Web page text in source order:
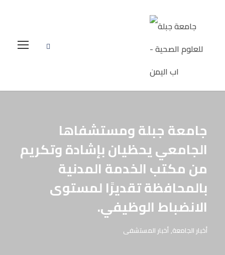
جامعة جبلة ومستشفاها
الجامعي يحظيان بإشادة وتكريم
من مكتب الخدمة المدنية
بالمحافظة تقديرًا لمستوى
الانضباط الوظيفي.
أخبار الجامعة,أخبار المستشفى